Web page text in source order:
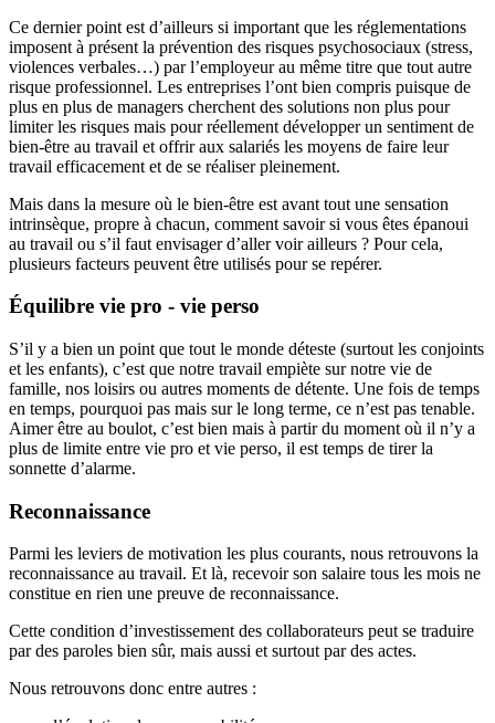
Ce dernier point est d’ailleurs si important que les réglementations
imposent à présent la prévention des risques psychosociaux (stress,
violences verbales…) par l’employeur au même titre que tout autre
risque professionnel. Les entreprises l’ont bien compris puisque de
plus en plus de managers cherchent des solutions non plus pour
limiter les risques mais pour réellement développer un sentiment de
bien-être au travail et offrir aux salariés les moyens de faire leur
travail efficacement et de se réaliser pleinement.
Mais dans la mesure où le bien-être est avant tout une sensation
intrinsèque, propre à chacun, comment savoir si vous êtes épanoui
au travail ou s’il faut envisager d’aller voir ailleurs ? Pour cela,
plusieurs facteurs peuvent être utilisés pour se repérer.
Équilibre vie pro - vie perso
S’il y a bien un point que tout le monde déteste (surtout les conjoints
et les enfants), c’est que notre travail empiète sur notre vie de
famille, nos loisirs ou autres moments de détente. Une fois de temps
en temps, pourquoi pas mais sur le long terme, ce n’est pas tenable.
Aimer être au boulot, c’est bien mais à partir du moment où il n’y a
plus de limite entre vie pro et vie perso, il est temps de tirer la
sonnette d’alarme.
Reconnaissance
Parmi les leviers de motivation les plus courants, nous retrouvons la
reconnaissance au travail. Et là, recevoir son salaire tous les mois ne
constitue en rien une preuve de reconnaissance.
Cette condition d’investissement des collaborateurs peut se traduire
par des paroles bien sûr, mais aussi et surtout par des actes.
Nous retrouvons donc entre autres :